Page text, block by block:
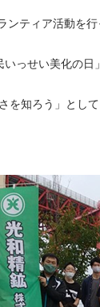
ティア活動を行
っせい美化の
を知ろう」とし